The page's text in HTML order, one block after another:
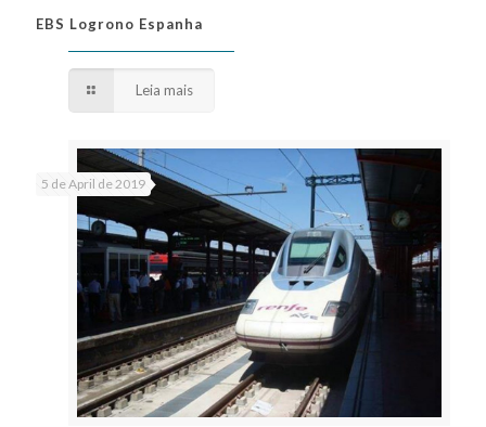
EBS Logrono Espanha
EBS Logrono Espanha
Leia mais
5 de April de 2019